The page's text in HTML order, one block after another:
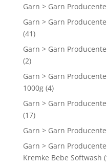
Garn > Garn
Garn > Garn
(41)
Garn > Garn
(2)
Garn > Garn
1000g (4)
Garn > Garn
(17)
Garn > Garn
Garn > Garn
Kremke Bebe Softwash